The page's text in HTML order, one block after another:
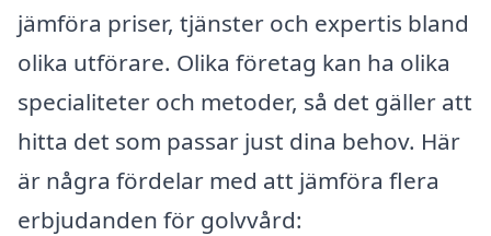
jämföra priser, tjänster och expertis bland
olika utförare. Olika företag kan ha olika
specialiteter och metoder, så det gäller att
hitta det som passar just dina behov. Här
är några fördelar med att jämföra flera
erbjudanden för golvvård: